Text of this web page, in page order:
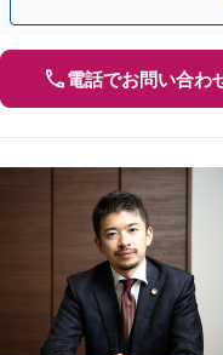
電話でお問い合わ